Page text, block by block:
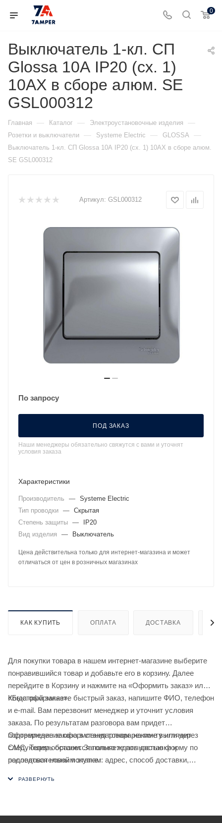
0
Выключатель 1-кл. СП
Glossa 10А IP20 (сх. 1)
10AX в сборе алюм. SE
GSL000312
Главная — Каталог — Электроустановочные изделия —
Розетки и выключатели — Systeme Electric — GLOSSA —
Выключатель 1-кл. СП Glossa 10А IP20 (сх. 1) 10AX в сборе алюм.
SE GSL000312
Артикул: GSL000312
По запросу
ПОД ЗАКАЗ
Наши менеджеры обязательно свяжутся с вами и уточнят
условия заказа
Характеристики
Производитель — Systeme Electric
Тип проводки — Скрытая
Степень защиты —
IP20
Вид изделия
— Выключатель
Цена действительна только для интернет-магазина и может
отличаться от цен в розничных магазинах
КАК КУПИТЬ ОПЛАТА ДОСТАВКА
Для покупки товара в нашем интернет-магазине выберите
понравившийся товар и добавьте его в корзину. Далее
перейдите в Корзину и нажмите на «Оформить заказ» или
«Быстрый заказ».
Когда оформляете быстрый заказ, напишите ФИО, телефон
и e-mail. Вам перезвонит менеджер и уточнит условия
заказа. По результатам разговора вам придет
подтверждение оформления товара на почту или через
СМС. Теперь останется только ждать доставки и
радоваться новой покупке.
Оформление заказа в стандартном режиме выглядит
следующим образом. Заполняете полностью форму по
последовательным этапам: адрес, способ доставки,